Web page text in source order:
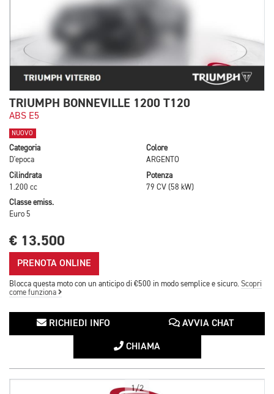
TRIUMPH BONNEVILLE 1200 T120
ABS E5
NUOVO
Categoria
D'epoca
Colore
ARGENTO
Cilindrata
1.200 cc
Potenza
79 CV (58 kW)
Classe emiss.
Euro 5
€ 13.500
PRENOTA ONLINE
Blocca questa moto con un anticipo di €500 in modo semplice e sicuro. Scopri
come funziona
RICHIEDI INFO AVVIA CHAT
CHIAMA
1/2